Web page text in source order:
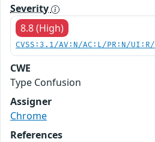
Severity
8.8 (High)
CVSS:3.1/AV:N/AC:L/PR:N/
CWE
Type Confusion
Assigner
Chrome
References